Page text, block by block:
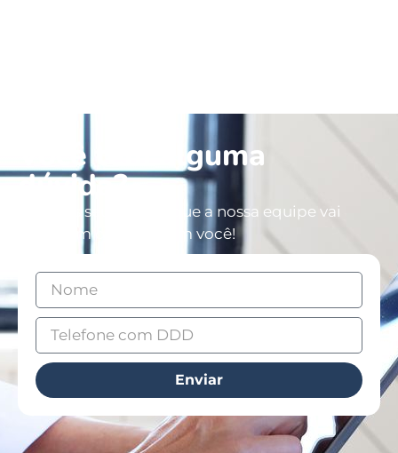
Você tem alguma
dúvida?
Deixe os seus dados que a nossa equipe vai
entrar em contato com você!
Enviar